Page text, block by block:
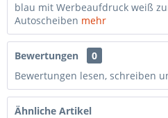
blau mit Werbeaufdruck weiß
Autoscheiben mehr
Bewertungen
0
Bewertungen lesen, schreiben
Ähnliche Artikel